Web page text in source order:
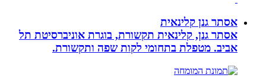
אסתר גנן קלינאית
אסתר גנן, קלינאית תקשורת, בוגרת אוניברסיטת תל
אביב. מטפלת בתחומי לקות שפה ותקשורת.